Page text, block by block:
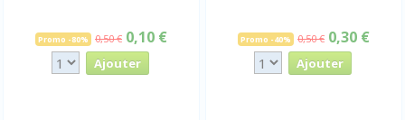
Promo -80% 0,50 € 0,10 € Promo -40% 0,50 € 0,30 €